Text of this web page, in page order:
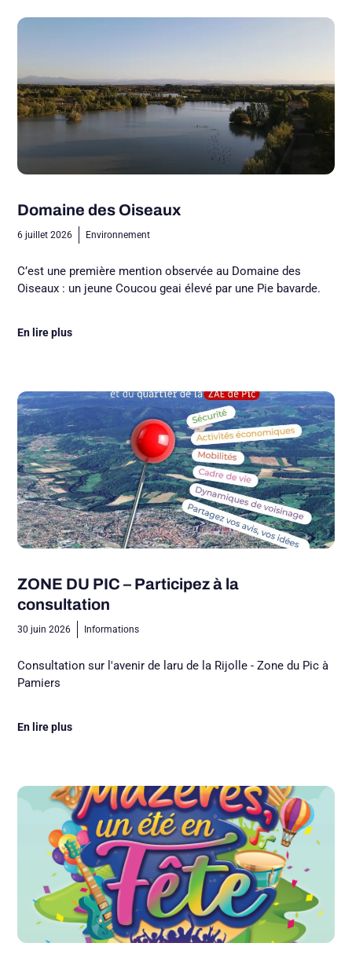
Domaine des Oiseaux
6 juillet 2026 Environnement
C’est une première mention observée au Domaine des
Oiseaux : un jeune Coucou geai élevé par une Pie bavarde.
En lire plus
ZONE DU PIC – Participez à la
consultation
30 juin 2026 Informations
Consultation sur l'avenir de laru de la Rijolle - Zone du Pic à
Pamiers
En lire plus